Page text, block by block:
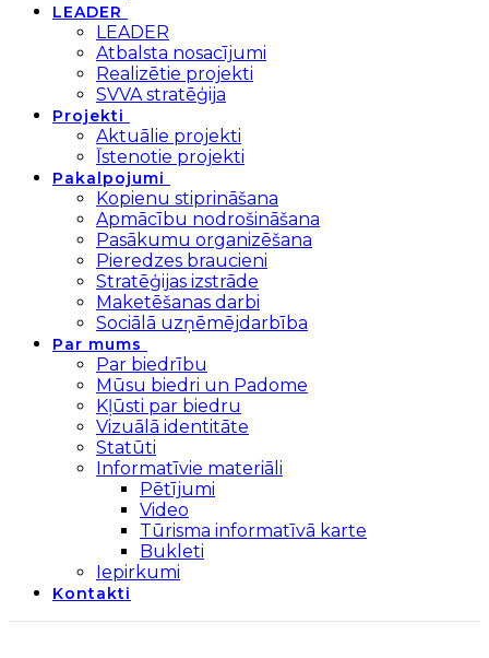
LEADER
LEADER
Atbalsta nosacījumi
Realizētie projekti
SVVA stratēģija
Projekti
Aktuālie projekti
Īstenotie projekti
Pakalpojumi
Kopienu stiprināšana
Apmācību nodrošināšana
Pasākumu organizēšana
Pieredzes braucieni
Stratēģijas izstrāde
Maketēšanas darbi
Sociālā uzņēmējdarbība
Par mums
Par biedrību
Mūsu biedri un Padome
Kļūsti par biedru
Vizuālā identitāte
Statūti
Informatīvie materiāli
Pētījumi
Video
Tūrisma informatīvā karte
Bukleti
Iepirkumi
Kontakti